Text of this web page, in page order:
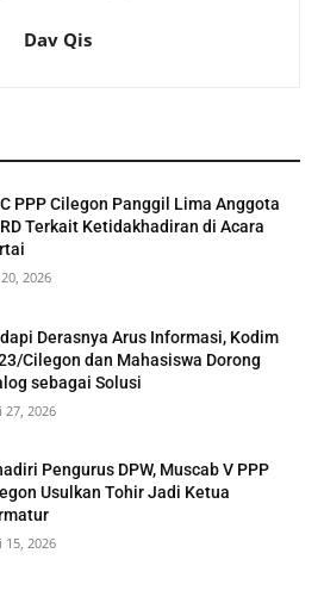
Dav Qis
PPP Cilegon Panggil Lima Anggota
Terkait Ketidakhadiran di Acara
2026
Derasnya Arus Informasi, Kodim
Cilegon dan Mahasiswa Dorong
sebagai Solusi
27, 2026
Pengurus DPW, Muscab V PPP
Usulkan Tohir Jadi Ketua
15, 2026